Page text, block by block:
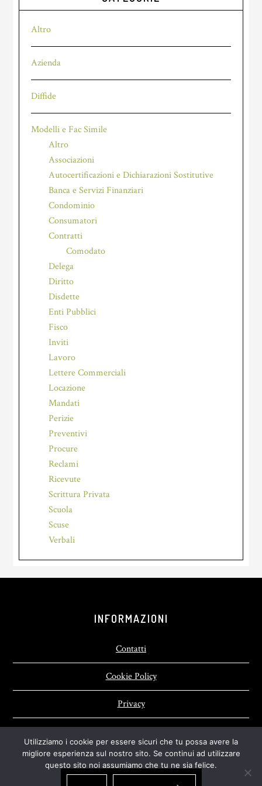
Altro
Azienda
Diffide
Modelli e Fac Simile
Altro
Associazioni
Autocertificazioni e Dichiarazioni Sostitutive
Banca e Servizi Finanziari
Condominio
Consumatori
Contratti
Comodato
Delega
Diritto
Disdette
Enti Pubblici
Fisco
Inviti
Lavoro
Lettere Commerciali
Locazione
Mandati
Perizie
Preventivi
Procure
Reclami
Ricevute
Scrittura Privata
Scuola
Scuse
Verbali
INFORMAZIONI
Contatti
Cookie Policy
Privacy
Utilizziamo i cookie per essere sicuri che tu possa avere la
migliore esperienza sul nostro sito. Se continui ad utilizzare
questo sito noi assumiamo che tu ne sia felice.